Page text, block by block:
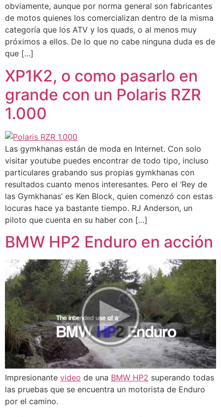
obviamente, aunque por norma general son fabricantes
de motos quienes los comercializan dentro de la misma
categoría que los ATV y los quads, o al menos muy
próximos a ellos. De lo que no cabe ninguna duda es de
que […]
XP1K2, o como pasarlo en
grande con un Polaris RZR
1.000
Las gymkhanas están de moda en Internet. Con solo
visitar youtube puedes encontrar de todo tipo, incluso
particulares grabando sus propias gymkhanas con
resultados cuanto menos interesantes. Pero el ‘Rey de
las Gymkhanas’ es Ken Block, quien comenzó con estas
locuras hace ya bastante tiempo. RJ Anderson, un
piloto que cuenta en su haber con […]
BMW HP2 Enduro en acción
Impresionante video de una BMW HP2 superando todas
las pruebas que se encuentra un motorista de Enduro
por el camino.